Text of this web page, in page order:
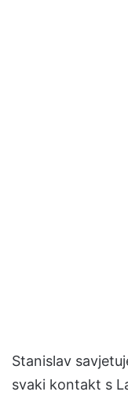
Stanislav
svaki kontakt s